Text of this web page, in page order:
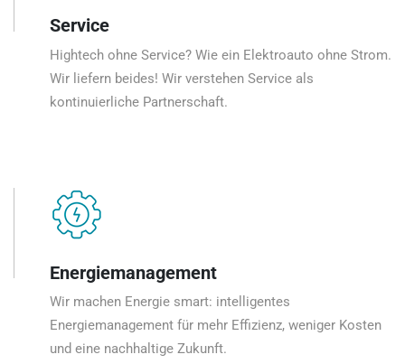
Service
Hightech ohne Service? Wie ein Elektroauto ohne Strom.
Wir liefern beides! Wir verstehen Service als
kontinuierliche Partnerschaft.
Energiemanagement
Wir machen Energie smart: intelligentes
Energiemanagement für mehr Effizienz, weniger Kosten
und eine nachhaltige Zukunft.